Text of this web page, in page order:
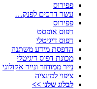
פפירוס
עשר דרכים לפנק…
פפירוס
דפוס אופסט
דפוס דיגיטלי
הדפסת מידע משתנה
מכונת דפוס דיגיטלי
נייר ממוחזר ונייר אקולוגי
ציפוי למינציה
לבלוג שלנו >>